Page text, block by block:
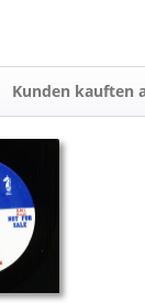
Kunden kauften